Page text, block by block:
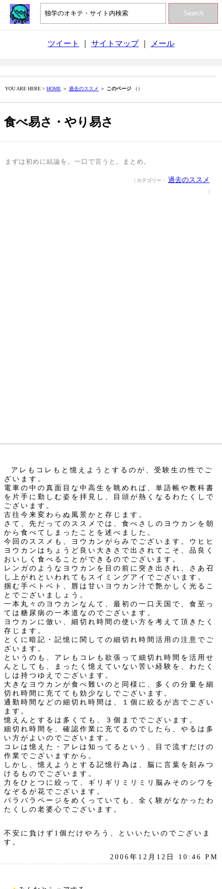
Search
ツイート サイトマップ｜ メール
YOU ARE HERE > HOME ＞ 過去のススメ ＞ このページ （）
食べ易さ・やり易さ
まずは初めに結論を。一口で言うと。まとめ。
| カテゴリー： 過去のススメ
|
アレもコレもと憶えようとするのが、受験生の性でご
ざいます。
電車の中の真面目な中高生を眺めれば、単語帳や教科書
を片手に勤しむ姿を拝見し、目頭が熱くなるわたくしで
ございます。
古往今来変わらぬ風景かと存じます。
さて、先だってのススメでは、食べさしのヨウカンを朝
から食べてしまったことを述べました。
今回のススメも、ヨウカンがらみでございます。ウヒヒ
ヨウカンはちょうど良い大きさで出されてこそ、品良く
おいしく食べることができるのでございます。
レンガのようなヨウカンを目の前に突き出され、さあ召
し上がれといわれてもスイミングアイでございます。
掴む手ベトベト、唇は甘いヨウカン汁で艶かしく光るこ
とでございましょう。
一本丸々のヨウカンなんて、最初の一口天国で、食至っ
ては糖尿病の一本道なのでございます。
ヨウカンに倣い、細切れ時間の使い方を考えて頂きたく
存じます。
とくに暗記・記憶に関しての細切れ時間活用の注意でご
ざいます。
というのも、アレもコレも欲張って細切れ時間を活用せ
んとしても、まったく憶えていない苦い経験を、わたく
しは持つゆえでございます。
大きなヨウカンが食べ難いのと同様に、多くの分量を細
切れ時間に充てても効少なしでございます。
通勤時間などの細切れ時間は、１個に絞るが吉でござい
ます。
憶えんとするは多くても、３個まででございます。
細切れ時間を、確認作業に充てるのでしたら、やるは多
い方がよいのでございます。
コレは憶えた・アレは知ってるという、目で流すだけの
作業でございますから。
しかし、憶えようとする記憶行為は、脳に言葉を刻みつ
けるものでございます。
力をひとつに絞って、ギリギリミリミリ脳みそのシワを
なぞるが花でございます。
パラパラページをめくっていても、全く験がなかったわ
たくしの老婆心でございます。
不安に負けず1個だけやろう、といいたいのでございま
す。
2006年12月12日 10:46 PM